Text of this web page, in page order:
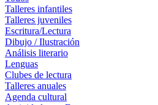
Talleres infantiles
Talleres juveniles
Escritura/Lectura
Dibujo / Ilustración
Análisis literario
Lenguas
Clubes de lectura
Talleres anuales
Agenda cultural